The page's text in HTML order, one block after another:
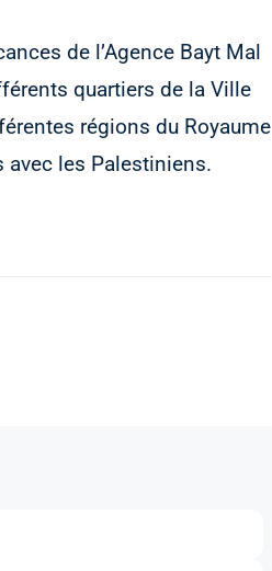
de l’Agence Bayt Mal
quartiers de la Ville
régions du Royaume
les Palestiniens.